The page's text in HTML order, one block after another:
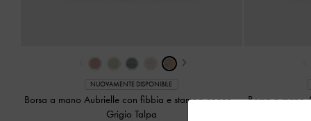
›
NUOVAMENTE DISPONIBILE
Borsa a mano Aubrielle con fibbia e stampa cocco-
Grigio Talpa
Borsa a mano